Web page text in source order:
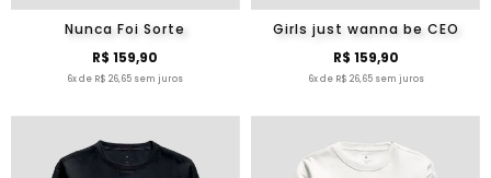
Nunca Foi Sorte
R$ 159,90
6x de R$ 26,65 sem juros
Girls just wanna be CEO
R$ 159,90
6x de R$ 26,65 sem juros